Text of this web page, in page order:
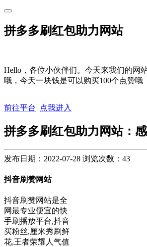
拼多多刷红包助力网站
Hello，各位小伙伴们。今天来我们的网
哦，今天一块钱是可以购买100个点赞哦
前往平台 点我进入
拼多多刷红包助力网站：
发布日期：2022-07-28 浏览次数： 43
抖音刷赞网站
抖音刷赞网站是全
网最专业便宜的快
手刷播放平台,抖音
买粉丝,厘米秀刷鲜
花,王者荣耀人气值